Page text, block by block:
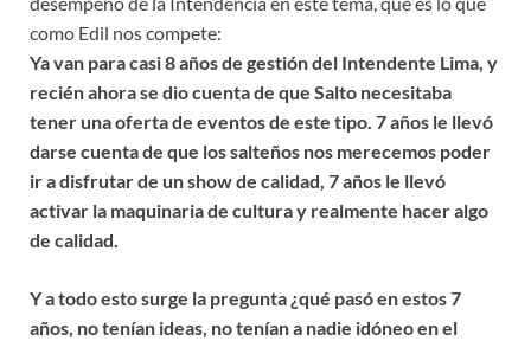
como Edil nos compete:
Ya van para casi 8 años de gestión del Intendente Lima, y
recién ahora se dio cuenta de que Salto necesitaba
tener una oferta de eventos de este tipo. 7 años le llevó
darse cuenta de que los salteños nos merecemos poder
ir a disfrutar de un show de calidad, 7 años le llevó
activar la maquinaria de cultura y realmente hacer algo
de calidad.
Y a todo esto surge la pregunta ¿qué pasó en estos 7
años, no tenían ideas, no tenían a nadie idóneo en el